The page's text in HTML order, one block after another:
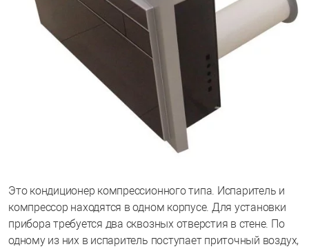
Это кондиционер компрессионного типа. Испаритель и
компрессор находятся в одном корпусе. Для установки
прибора требуется два сквозных отверстия в стене. По
одному из них в испаритель поступает приточный воздух,